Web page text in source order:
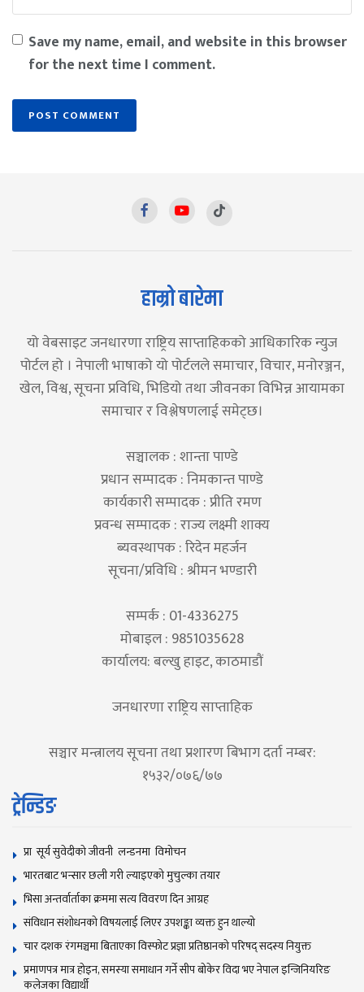
Save my name, email, and website in this browser
for the next time I comment.
हाम्रो बारेमा
यो वेबसाइट जनधारणा राष्ट्रिय साप्ताहिकको आधिकारिक न्युज
पोर्टल हो । नेपाली भाषाको यो पोर्टलले समाचार, विचार, मनोरञ्जन,
खेल, विश्व, सूचना प्रविधि, भिडियो तथा जीवनका विभिन्न आयामका
समाचार र विश्लेषणलाई समेट्छ।
सञ्चालक : शान्ता पाण्डे
प्रधान सम्पादक : निमकान्त पाण्डे
कार्यकारी सम्पादक : प्रीति रमण
प्रवन्ध सम्पादक : राज्य लक्ष्मी शाक्य
ब्यवस्थापक : रिदेन महर्जन
सूचना/प्रविधि : श्रीमन भण्डारी
सम्पर्क : 01-4336275
मोबाइल : 9851035628
कार्यालय: बल्खु हाइट, काठमाडौं
जनधारणा राष्ट्रिय साप्ताहिक
सञ्चार मन्त्रालय सूचना तथा प्रशारण बिभाग दर्ता नम्बर:
१५३२/०७६/७७
ट्रेन्डिङ
प्रा सूर्य सुवेदीको जीवनी लन्डनमा विमोचन
भारतबाट भन्सार छली गरी ल्याइएको मुचुल्का तयार
भिसा अन्तर्वार्ताका क्रममा सत्य विवरण दिन आग्रह
संविधान संशोधनकाे विषयलाई लिएर उपशङ्का व्यक्त हुन थाल्याे
चार दशक रंगमञ्चमा बिताएका विस्फोट प्रज्ञा प्रतिष्ठानको परिषद् सदस्य नियुक्त
प्रमाणपत्र मात्र होइन, समस्या समाधान गर्ने सीप बोकेर विदा भए नेपाल इन्जिनियरिङ
कलेजका विद्यार्थी